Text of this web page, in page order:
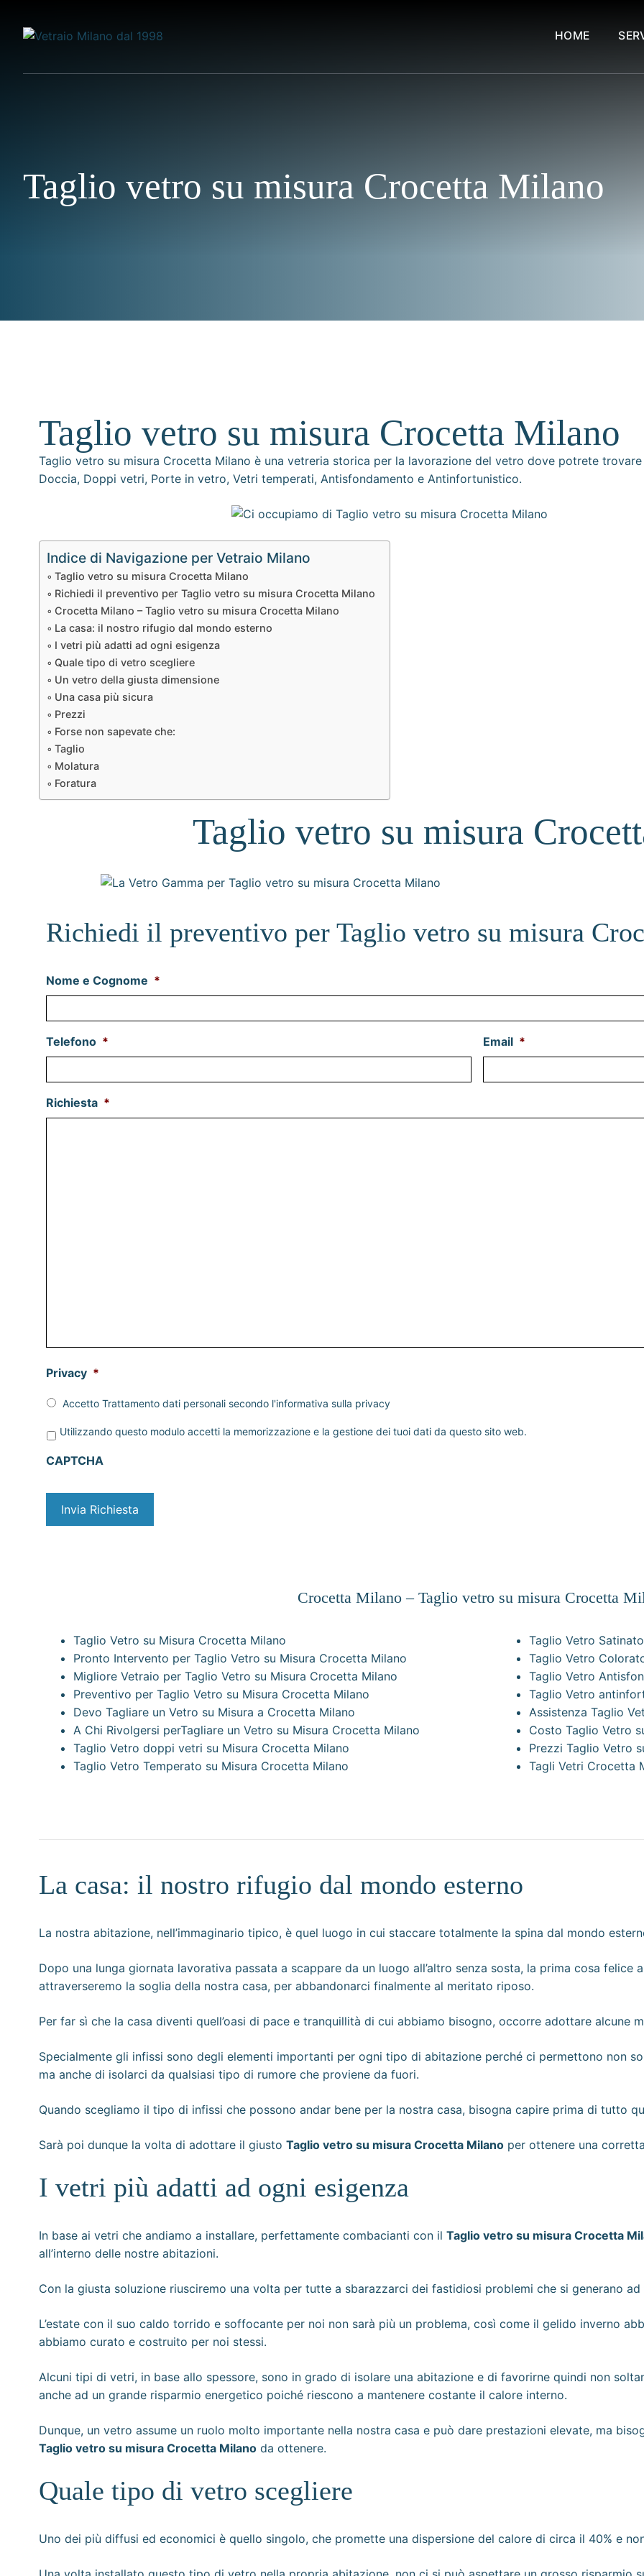
contenuto
HOME
Taglio vetro su misura Crocetta Milano
Taglio vetro su misura Crocetta Milano
Taglio vetro su misura Crocetta Milano è una vetreria storica per la lavorazione del vetro dove potrete
Doccia, Doppi vetri, Porte in vetro, Vetri temperati, Antisfondamento e Antinfortunistico.
Indice di Navigazione per Vetraio Milano
Taglio vetro su misura Crocetta Milano
Richiedi il preventivo per Taglio vetro su misura Crocetta Milano
Crocetta Milano – Taglio vetro su misura Crocetta Milano
La casa: il nostro rifugio dal mondo esterno
I vetri più adatti ad ogni esigenza
Quale tipo di vetro scegliere
Un vetro della giusta dimensione
Una casa più sicura
Prezzi
Forse non sapevate che:
Taglio
Molatura
Foratura
Taglio vetro su misura
Richiedi il preventivo per Taglio vetro su misura
Nome e Cognome *
Telefono * Email *
Richiesta *
Privacy *
Accetto Trattamento dati personali secondo l'informativa sulla privacy
P
r
i
*
Utilizzando questo modulo accetti la memorizzazione e la gestione dei tuoi dati da questo sito web.
CAPTCHA
Crocetta Milano – Taglio vetro su misura Crocetta
Taglio Vetro su Misura Crocetta Milano
Pronto Intervento per Taglio Vetro su Misura Crocetta Milano
Migliore Vetraio per Taglio Vetro su Misura Crocetta Milano
Preventivo per Taglio Vetro su Misura Crocetta Milano
Devo Tagliare un Vetro su Misura a Crocetta Milano
A Chi Rivolgersi perTagliare un Vetro su Misura Crocetta Milano
Taglio Vetro doppi vetri su Misura Crocetta Milano
Taglio Vetro Temperato su Misura Crocetta Milano
Taglio Vetro
Taglio Vetro
Taglio Vetro
Taglio Vetro
Assistenza Taglio
Costo Taglio Vetro
Prezzi Taglio Vetro
Tagli Vetri Crocetta
La casa: il nostro rifugio dal mondo esterno
La nostra abitazione, nell’immaginario tipico, è quel luogo in cui staccare totalmente la spina dal mondo
Dopo una lunga giornata lavorativa passata a scappare da un luogo all’altro senza sosta, la prima cosa
attraverseremo la soglia della nostra casa, per abbandonarci finalmente al meritato riposo.
Per far sì che la casa diventi quell’oasi di pace e tranquillità di cui abbiamo bisogno, occorre adottare alcune
Specialmente gli infissi sono degli elementi importanti per ogni tipo di abitazione perché ci permettono non
ma anche di isolarci da qualsiasi tipo di rumore che proviene da fuori.
Quando scegliamo il tipo di infissi che possono andar bene per la nostra casa, bisogna capire prima di tutto
Sarà poi dunque la volta di adottare il giusto Taglio vetro su misura Crocetta Milano per ottenere una
I vetri più adatti ad ogni esigenza
In base ai vetri che andiamo a installare, perfettamente combacianti con il Taglio vetro su misura Crocetta
all’interno delle nostre abitazioni.
Con la giusta soluzione riusciremo una volta per tutte a sbarazzarci dei fastidiosi problemi che si generano
L’estate con il suo caldo torrido e soffocante per noi non sarà più un problema, così come il gelido inverno
abbiamo curato e costruito per noi stessi.
Alcuni tipi di vetri, in base allo spessore, sono in grado di isolare una abitazione e di favorirne quindi non
anche ad un grande risparmio energetico poiché riescono a mantenere costante il calore interno.
Dunque, un vetro assume un ruolo molto importante nella nostra casa e può dare prestazioni elevate, ma
Taglio vetro su misura Crocetta Milano da ottenere.
Quale tipo di vetro scegliere
Uno dei più diffusi ed economici è quello singolo, che promette una dispersione del calore di circa il 40% e